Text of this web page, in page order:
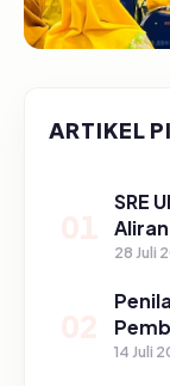
ARTIKEL
SRE
28 Juli
14 Juli